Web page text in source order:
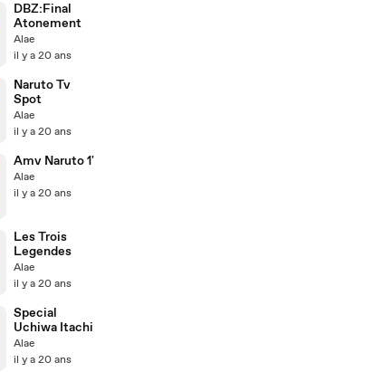
DBZ:Final
Atonement
Alae
il y a 20 ans
Naruto Tv
Spot
Alae
il y a 20 ans
Amv Naruto 1'
Alae
il y a 20 ans
Les Trois
Legendes
Alae
il y a 20 ans
Special
Uchiwa Itachi
Alae
il y a 20 ans